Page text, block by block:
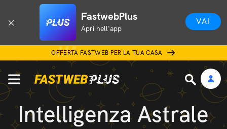
FastwebPlus
Apri nell'app
VAI
OFFERTA FASTWEB PER LA TUA CASA
Intelligenza Astrale